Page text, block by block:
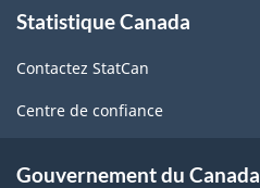
propos
ce
site
Statistique Canada
Contactez StatCan
Centre de confiance
Gouvernement du Canada